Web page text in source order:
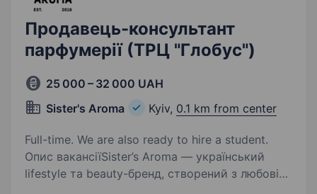
Продавець-консультант
парфумерії (ТРЦ "Глобус")
25 000 – 32 000 UAH
Sister's Aroma
Kyiv, 0.1 km from center
Full-time. We are also ready to hire a student.
Опис вакансіїSister’s Aroma — український
lifestyle та beauty-бренд, створений з любові